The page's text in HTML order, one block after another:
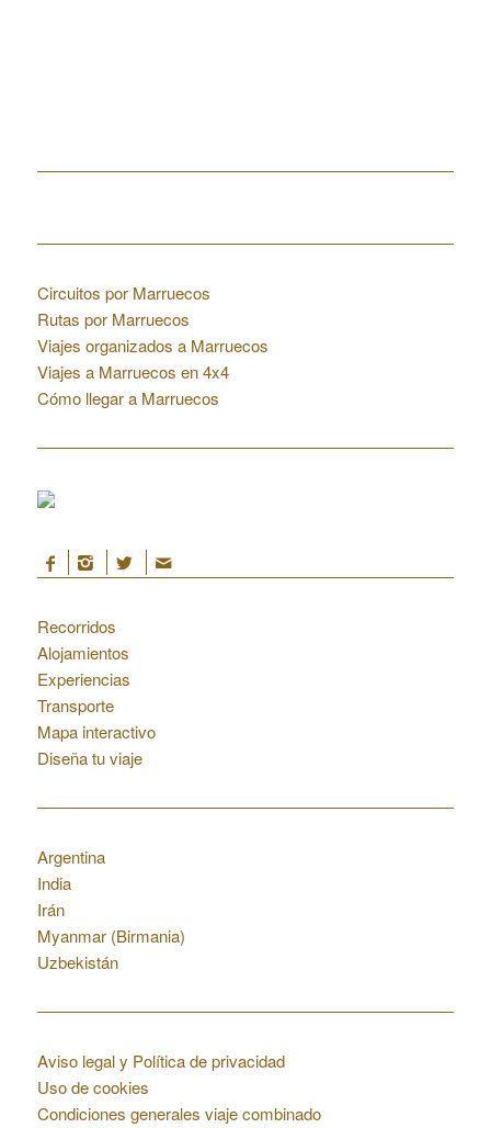
Circuitos por Marruecos
Rutas por Marruecos
Viajes organizados a Marruecos
Viajes a Marruecos en 4x4
Cómo llegar a Marruecos
Recorridos
Alojamientos
Experiencias
Transporte
Mapa interactivo
Diseña tu viaje
Argentina
India
Irán
Myanmar (Birmania)
Uzbekistán
Aviso legal y Política de privacidad
Uso de cookies
Condiciones generales viaje combinado